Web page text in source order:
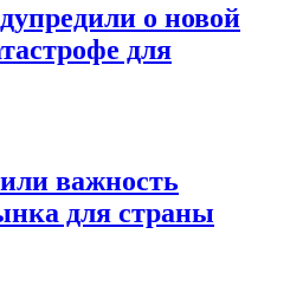
о новой
для
важность
для страны